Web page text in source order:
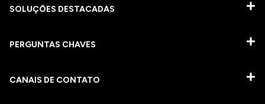
SOLUÇÕES DESTACADAS
PERGUNTAS CHAVES​
CANAIS DE CONTATO